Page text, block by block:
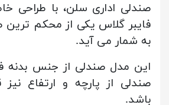
صندلی اداری سلن، با طراحی
فایبر گلاس یکی از محکم ترین
به شمار می آید.
این مدل صندلی از جنس بدنه
صندلی از پارچه و ارتفاع
باشد.